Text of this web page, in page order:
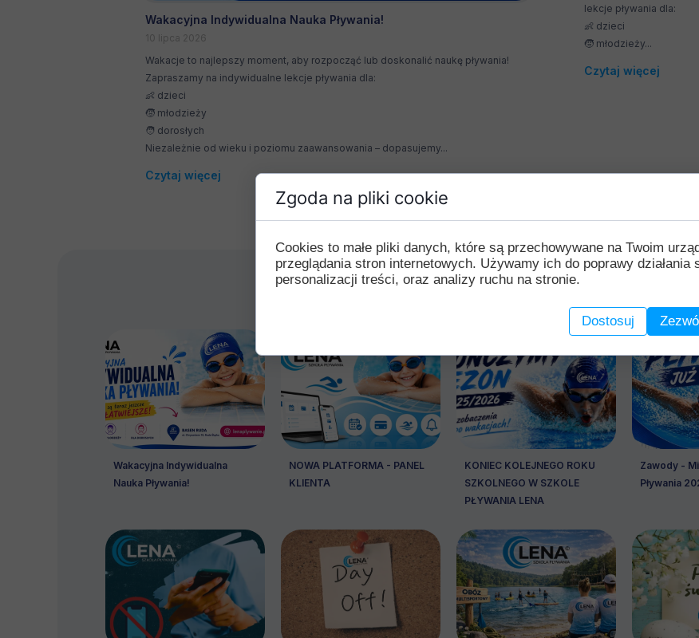
Wakacyjna Indywidualna
Nauka Pływania!
NOWA PLATFORMA - PANEL
KLIENTA
KONIEC KOLEJNEGO ROKU
SZKOLNEGO W SZKOLE
PŁYWANIA LENA
Zawody -
Pływania
lekcje pływania dla:
👶 dzieci
🧒 młodzieży...
Czytaj więcej
Wakacyjna Indywidualna Nauka Pływania!
10 lipca 2026
Wakacje to najlepszy moment, aby rozpocząć lub doskonalić naukę pływania!
Zapraszamy na indywidualne lekcje pływania dla:
👶 dzieci
🧒 młodzieży
🧑 dorosłych
Niezależnie od wieku i poziomu zaawansowania – dopasujemy...
Czytaj więcej
Zgoda na pliki cookie
Cookies to małe pliki danych, które są przechowywane na Twoim
przeglądania stron internetowych. Używamy ich do poprawy działania
personalizacji treści, oraz analizy ruchu na stronie.
Dostosuj